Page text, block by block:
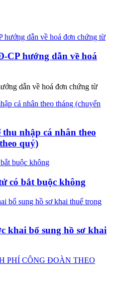
CP hướng dẫn về hoá
dẫn về hoá đơn chứng từ
nhập cá nhân theo
quý)
có bắt buộc không
khai bổ sung hồ sơ khai